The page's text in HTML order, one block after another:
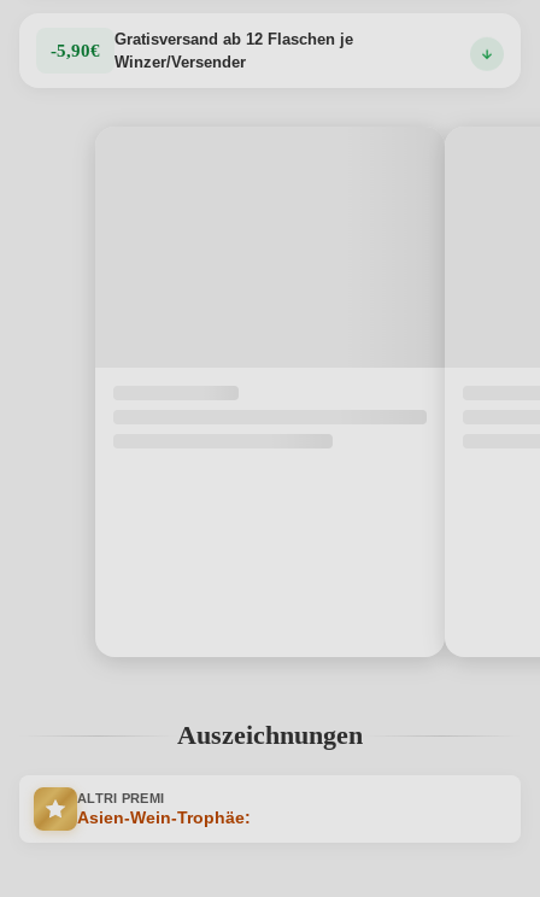
-5,90€
Gratisversand ab 12 Flaschen je
Winzer/Versender
Auszeichnungen
ALTRI PREMI
Asien-Wein-Trophäe: